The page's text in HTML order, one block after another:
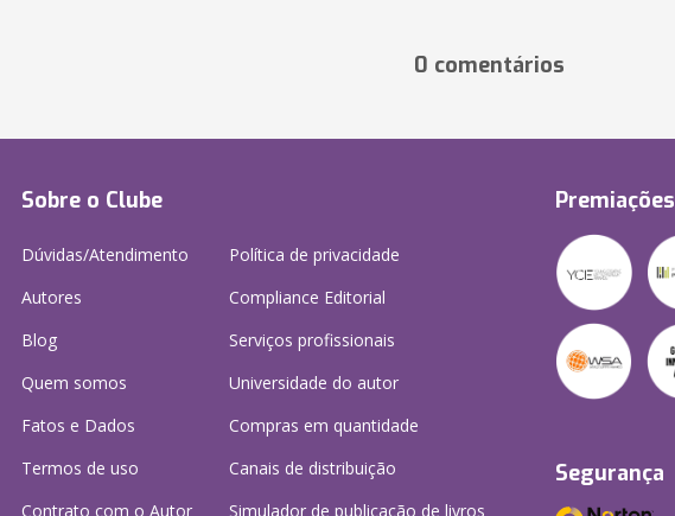
0 comentários
Sobre o Clube
Dúvidas/Atendimento
Autores
Blog
Quem somos
Fatos e Dados
Termos de uso
Contrato com o Autor
Política de privacidade
Compliance Editorial
Serviços profissionais
Universidade do autor
Compras em quantidade
Canais de distribuição
Simulador de publicação de livros
Premiações
Segurança